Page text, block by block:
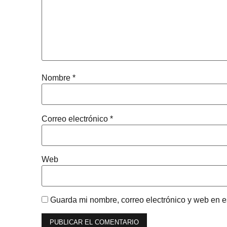
Nombre *
Correo electrónico *
Web
Guarda mi nombre, correo electrónico y web en